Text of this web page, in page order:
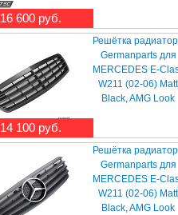
16 600 руб.
14 100 руб.
Решётка
Germanparts для
MERCEDES E-
W211 (02-06) Matt
Black, AMG Look
Решётка
Germanparts для
MERCEDES E-
W211 (02-06) Matt
Black, AMG Look